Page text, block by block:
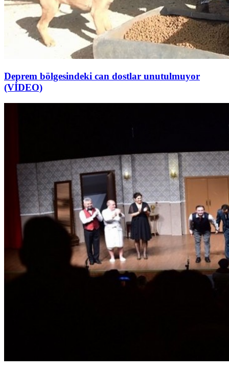
Deprem bölgesindeki can dostlar unutulmuyor
(VİDEO)